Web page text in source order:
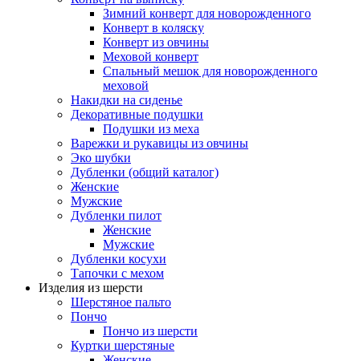
Зимний конверт для новорожденного
Конверт в коляску
Конверт из овчины
Меховой конверт
Спальный мешок для новорожденного
меховой
Накидки на сиденье
Декоративные подушки
Подушки из меха
Варежки и рукавицы из овчины
Эко шубки
Дубленки (общий каталог)
Женские
Мужские
Дубленки пилот
Женские
Мужские
Дубленки косухи
Тапочки с мехом
Изделия из шерсти
Шерстяное пальто
Пончо
Пончо из шерсти
Куртки шерстяные